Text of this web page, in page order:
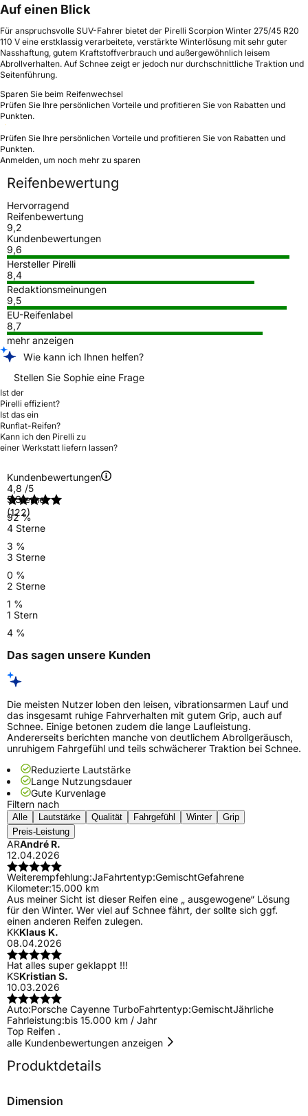
Auf einen Blick
Für anspruchsvolle SUV-Fahrer bietet der Pirelli Scorpion Winter 275/45 R20
110 V eine erstklassig verarbeitete, verstärkte Winterlösung mit sehr guter
Nasshaftung, gutem Kraftstoffverbrauch und außergewöhnlich leisem
Abrollverhalten. Auf Schnee zeigt er jedoch nur durchschnittliche Traktion und
Seitenführung.
Sparen Sie beim Reifenwechsel
Prüfen Sie Ihre persönlichen Vorteile und profitieren Sie von Rabatten und
Punkten.
Prüfen Sie Ihre persönlichen Vorteile und profitieren Sie von Rabatten und
Punkten.
Anmelden, um noch mehr zu sparen
Reifenbewertung
Hervorragend
Reifenbewertung
9,2
Kundenbewertungen
9,6
Hersteller Pirelli
8,4
Redaktionsmeinungen
9,5
EU-Reifenlabel
8,7
mehr anzeigen
Wie kann ich Ihnen helfen?
Stellen Sie Sophie eine Frage
Ist der
Pirelli effizient?
Ist das ein
Runflat-Reifen?
Kann ich den Pirelli zu
einer Werkstatt liefern lassen?
Kundenbewertungen
4,8 /5
(122)
5 Sterne
92 %
4 Sterne
3 %
3 Sterne
0 %
2 Sterne
1 %
1 Stern
4 %
Das sagen unsere Kunden
Die meisten Nutzer loben den leisen, vibrationsarmen Lauf und
das insgesamt ruhige Fahrverhalten mit gutem Grip, auch auf
Schnee. Einige betonen zudem die lange Laufleistung.
Andererseits berichten manche von deutlichem Abrollgeräusch,
unruhigem Fahrgefühl und teils schwächerer Traktion bei Schnee.
Reduzierte Lautstärke
Lange Nutzungsdauer
Gute Kurvenlage
Filtern nach
Alle Lautstärke Qualität Fahrgefühl Winter
Grip
Preis-Leistung
ARAndré R.
12.04.2026
Weiterempfehlung:JaFahrtentyp:GemischtGefahrene
Kilometer:15.000 km
Aus meiner Sicht ist dieser Reifen eine „ ausgewogene“ Lösung
für den Winter. Wer viel auf Schnee fährt, der sollte sich ggf.
einen anderen Reifen zulegen.
KKKlaus K.
08.04.2026
Hat alles super geklappt !!!
KSKristian S.
10.03.2026
Auto:Porsche Cayenne TurboFahrtentyp:GemischtJährliche
Fahrleistung:bis 15.000 km / Jahr
Top Reifen .
alle Kundenbewertungen anzeigen
Produktdetails
Dimension